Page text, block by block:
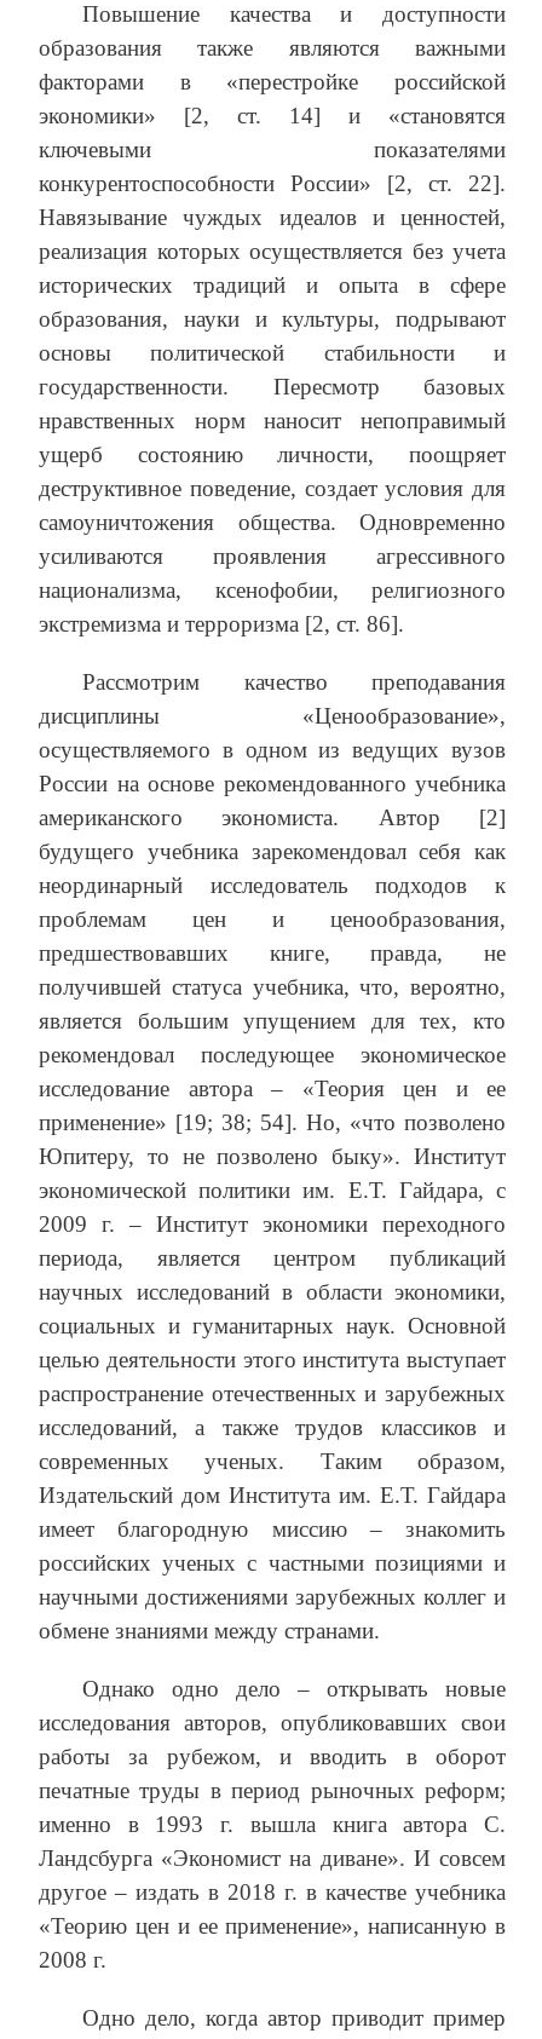
Повышение качества и доступности
образования также являются важными
факторами в «перестройке российской
экономики» [2, ст. 14] и «становятся
ключевыми показателями
конкурентоспособности России» [2, ст. 22].
Навязывание чуждых идеалов и ценностей,
реализация которых осуществляется без учета
исторических традиций и опыта в сфере
образования, науки и культуры, подрывают
основы политической стабильности и
государственности. Пересмотр базовых
нравственных норм наносит непоправимый
ущерб состоянию личности, поощряет
деструктивное поведение, создает условия для
самоуничтожения общества. Одновременно
усиливаются проявления агрессивного
национализма, ксенофобии, религиозного
экстремизма и терроризма [2, ст. 86].
Рассмотрим качество преподавания
дисциплины «Ценообразование»,
осуществляемого в одном из ведущих вузов
России на основе рекомендованного учебника
американского экономиста. Автор [2]
будущего учебника зарекомендовал себя как
неординарный исследователь подходов к
проблемам цен и ценообразования,
предшествовавших книге, правда, не
получившей статуса учебника, что, вероятно,
является большим упущением для тех, кто
рекомендовал последующее экономическое
исследование автора – «Теория цен и ее
применение» [19; 38; 54]. Но, «что позволено
Юпитеру, то не позволено быку». Институт
экономической политики им. Е.Т. Гайдара, с
2009 г. – Институт экономики переходного
периода, является центром публикаций
научных исследований в области экономики,
социальных и гуманитарных наук. Основной
целью деятельности этого института выступает
распространение отечественных и зарубежных
исследований, а также трудов классиков и
современных ученых. Таким образом,
Издательский дом Института им. Е.Т. Гайдара
имеет благородную миссию – знакомить
российских ученых с частными позициями и
научными достижениями зарубежных коллег и
обмене знаниями между странами.
Однако одно дело – открывать новые
исследования авторов, опубликовавших свои
работы за рубежом, и вводить в оборот
печатные труды в период рыночных реформ;
именно в 1993 г. вышла книга автора С.
Ландсбурга «Экономист на диване». И совсем
другое – издать в 2018 г. в качестве учебника
«Теорию цен и ее применение», написанную в
2008 г.
Одно дело, когда автор приводит пример